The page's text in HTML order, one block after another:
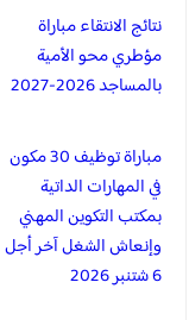
نتائج الانتقاء مباراة
مؤطري محو الأمية
بالمساجد 2026-2027
مباراة توظيف 30 مكون
في المهارات الداتية
بمكتب التكوين المهني
وإنعاش الشغل آخر أجل
6 شتنبر 2026